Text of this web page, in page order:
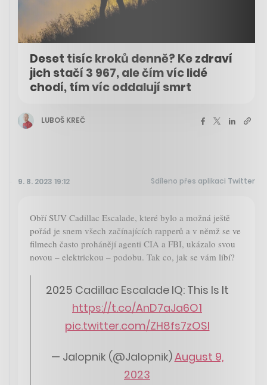
Deset tisíc kroků denně? Ke zdraví
jich stačí 3 967, ale čím víc lidé
chodí, tím víc oddalují smrt
LUBOŠ KREČ
9. 8. 2023 19:12 Sdíleno přes aplikaci Twitter
Obří SUV Cadillac Escalade, které bylo a možná ještě
pořád je snem všech začínajících rapperů a v němž se ve
filmech často prohánějí agenti CIA a FBI, ukázalo svou
novou – elektrickou – podobu. Tak co, jak se vám líbí?
2025 Cadillac Escalade IQ: This Is It
https://t.co/AnD7aJa6O1
pic.twitter.com/ZH8fs7zOSl
— Jalopnik (@Jalopnik)August 9,
2023